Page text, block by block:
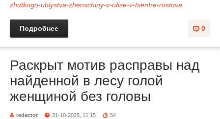
zhutkogo-ubiystva-zhenschiny-v-ofise-v-tsentre-rostova
0
Подробнее
Раскрыт мотив расправы над
найденной в лесу голой
женщиной без головы
redactor 31-10-2025, 11:15 54